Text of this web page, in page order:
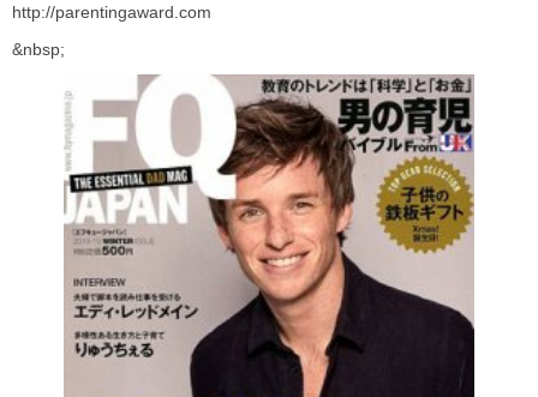
http://parentingaward.com
&nbsp;